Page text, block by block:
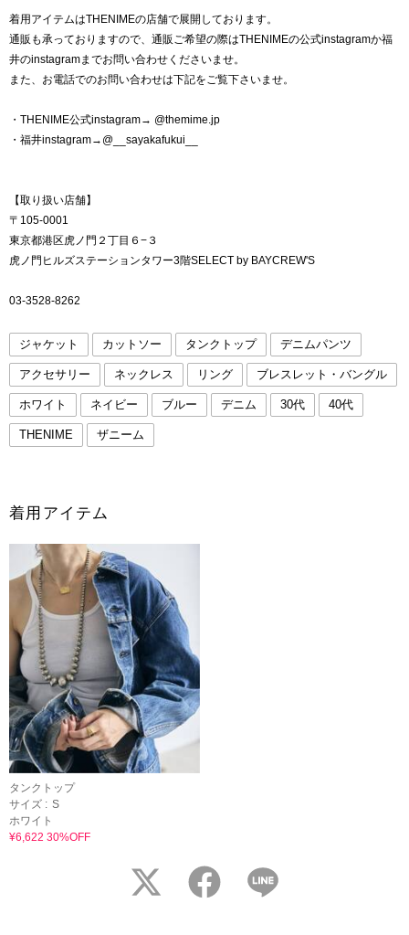
着用アイテムはTHENIMEの店舗で展開しております。
通販も承っておりますので、通販ご希望の際はTHENIMEの公式instagramか福
井のinstagramまでお問い合わせくださいませ。
また、お電話でのお問い合わせは下記をご覧下さいませ。
・THENIME公式instagram→ @themime.jp
・福井instagram→@__sayakafukui__
【取り扱い店舗】
〒105-0001
東京都港区虎ノ門２丁目６−３
虎ノ門ヒルズステーションタワー3階SELECT by BAYCREW'S
03-3528-8262
ジャケット カットソー タンクトップ デニムパンツ
アクセサリー ネックレス リング ブレスレット・バングル
ホワイト ネイビー ブルー デニム 30代 40代
THENIME ザニーム
着用アイテム
タンクトップ
サイズ : S
ホワイト
¥6,622 30%OFF
twitter facebook